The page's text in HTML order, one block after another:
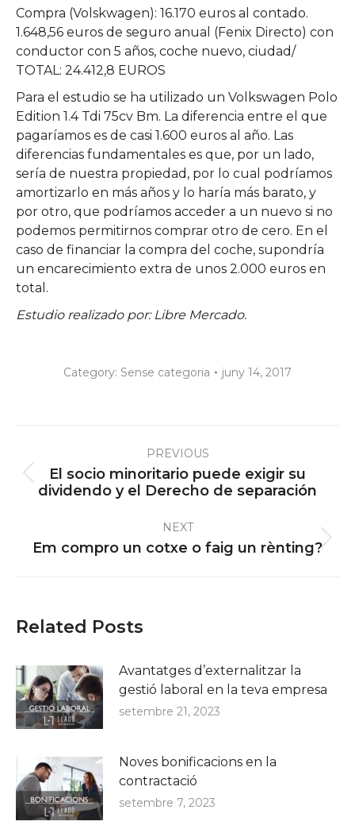
Compra (Volskwagen): 16.170 euros al contado.
1.648,56 euros de seguro anual (Fenix Directo) con
conductor con 5 años, coche nuevo, ciudad/
TOTAL: 24.412,8 EUROS
Para el estudio se ha utilizado un Volkswagen Polo
Edition 1.4 Tdi 75cv Bm. La diferencia entre el que
pagaríamos es de casi 1.600 euros al año. Las
diferencias fundamentales es que, por un lado,
sería de nuestra propiedad, por lo cual podríamos
amortizarlo en más años y lo haría más barato, y
por otro, que podríamos acceder a un nuevo si no
podemos permitirnos comprar otro de cero. En el
caso de financiar la compra del coche, supondría
un encarecimiento extra de unos 2.000 euros en
total.
Estudio realizado por: Libre Mercado.
Category: Sense categoria juny 14, 2017
navigationPREVIOUS
Previous
post:
El socio minoritario puede exigir su
dividendo y el Derecho de separación
NEXT
Next
Em compro un cotxe o faig un rènting?
Related Posts
Avantatges d’externalitzar la
gestió laboral en la teva empresa
setembre 21, 2023
Noves bonificacions en la
contractació
setembre 7, 2023